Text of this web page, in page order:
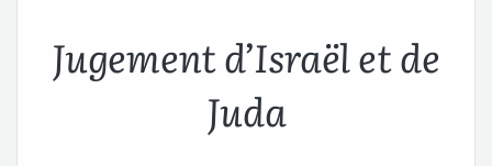
Jugement d’Israël et de
Juda